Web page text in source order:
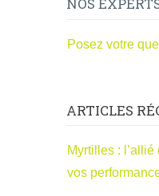
NOS
Posez votre
ARTICLES
Myrtilles :
vos